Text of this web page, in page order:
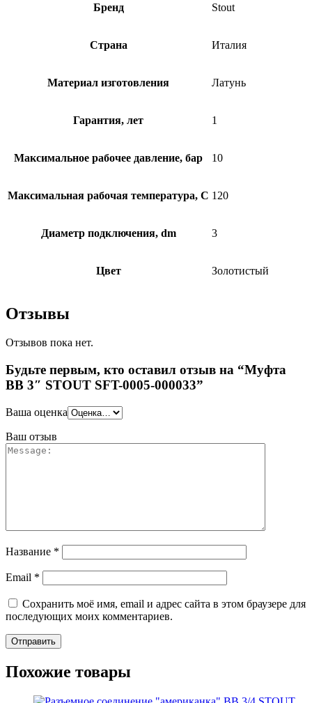
Бренд Stout
Страна Италия
Материал изготовления Латунь
Гарантия, лет 1
Максимальное рабочее давление, бар 10
Максимальная рабочая температура, C 120
Диаметр подключения, dm 3
Цвет Золотистый
Отзывы
Отзывов пока нет.
Будьте первым, кто оставил отзыв на “Муфта
ВВ 3″ STOUT SFT-0005-000033”
Ваша оценка
Ваш отзыв
Название *
Email *
Сохранить моё имя, email и адрес сайта в этом браузере для
последующих моих комментариев.
Похожие товары